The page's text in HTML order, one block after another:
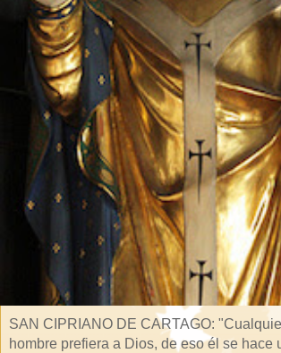
SAN CIPRIANO DE CARTAGO:
hombre prefiera a Dios, de eso él se hace